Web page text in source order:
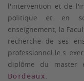
l'intervention et de
politique et en
enseignement, la
recherche de ses
professionnel.le.s
diplôme du master
Bordeaux.